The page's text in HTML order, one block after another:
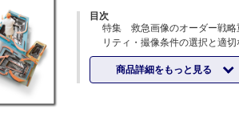
目次
特集 救急画像のオーダー戦略
リティ・撮像条件の選択と適
金井信恭／編
特集にあたって【金井信恭】
画像オーダーの心得【金井信恭
商品詳細をもっと見る